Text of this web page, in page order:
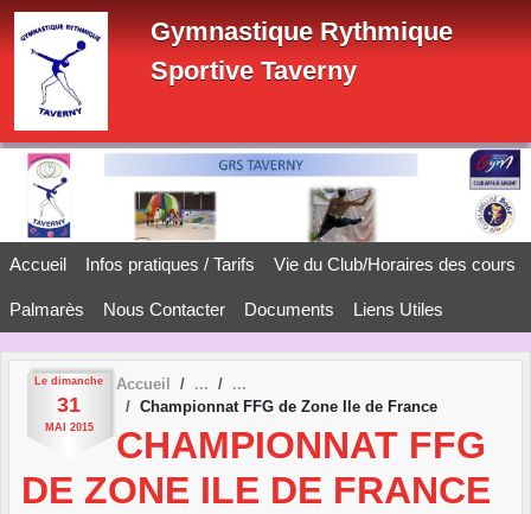
Gymnastique Rythmique
Sportive Taverny
Accueil Infos pratiques / Tarifs Vie du Club/Horaires des cours
Palmarès Nous Contacter Documents Liens Utiles
Le dimanche
31
MAI 2015
Accueil
Championnat FFG de Zone Ile de France
CHAMPIONNAT FFG
DE ZONE ILE DE FRANCE
Panneau de gestion des cookies